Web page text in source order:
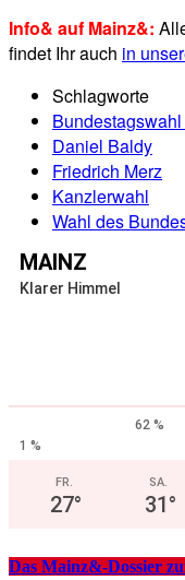
Info& auf Mainz&:
findet Ihr auch in
Schlagworte
Daniel Baldy
Friedrich Merz
Kanzlerwahl
Wahl des
MAINZ
Klarer Himmel
62 %
1 %
FR.
27°
SA.
31°
Das Mainz&-Dossier